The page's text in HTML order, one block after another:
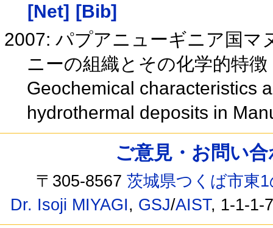
[Net] [Bib]
2007: パプアニューギニア国マ
ニーの組織とその化学的特徴
Geochemical characteristics
hydrothermal deposits in
ご意見・お問い
〒305-8567茨城県つくば市東
Dr. Isoji MIYAGI, GSJ/AIST, 1-1-1-